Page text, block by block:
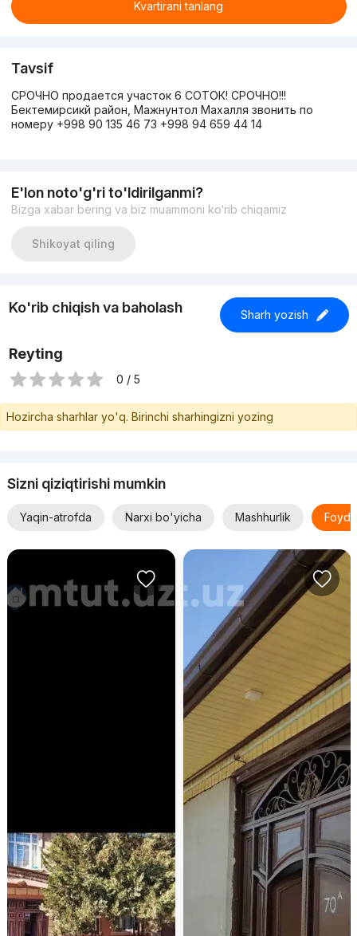
Kvartirani tanlang
Tavsif
СРОЧНО продается участок 6 СОТОК! СРОЧНО!!!
Бектемирсикй район, Мажнунтол Махалля звонить по
номеру +998 90 135 46 73 +998 94 659 44 14
E'lon noto'g'ri to'ldirilganmi?
Bizga xabar bering va biz muammoni ko‘rib chiqamiz
Shikoyat qiling
Ko'rib chiqish va baholash Sharh yozish
Reyting
0 / 5
Hozircha sharhlar yo'q. Birinchi sharhingizni yozing
Sizni qiziqtirishi mumkin
Yaqin-atrofda Narxi bo'yicha Mashhurlik